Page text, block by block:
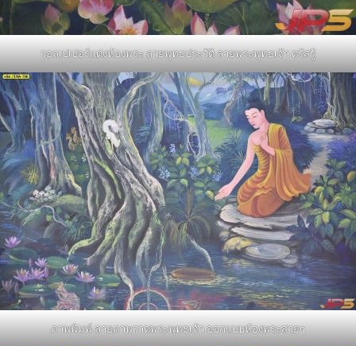
วอลเปเปอร์แต่งห้องพระ ลายพุทธประวัติ ลายพระพุทธเจ้า ตรัสรู้
ภาพพิมพ์ ลายภาพวาดพระพุทธเจ้า ออกแบบห้องพระสวยๆ